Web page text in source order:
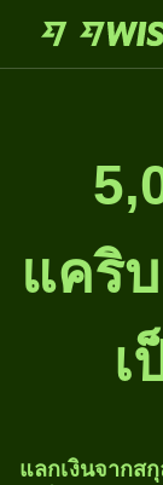
แคริ
เ
แลกเงินจากส